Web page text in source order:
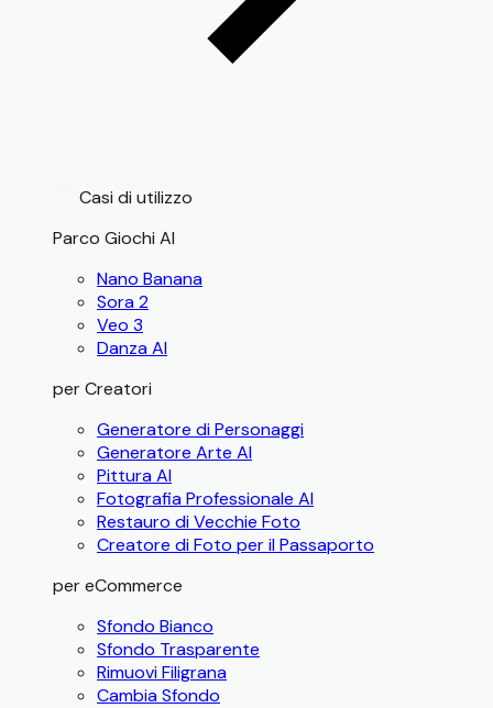
Casi di utilizzo
Parco Giochi AI
Nano Banana
Sora 2
Veo 3
Danza AI
per Creatori
Generatore di Personaggi
Generatore Arte AI
Pittura AI
Fotografia Professionale AI
Restauro di Vecchie Foto
Creatore di Foto per il Passaporto
per eCommerce
Sfondo Bianco
Sfondo Trasparente
Rimuovi Filigrana
Cambia Sfondo